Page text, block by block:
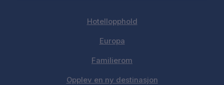
Hotellopphold
Europa
Familierom
Opplev en ny destinasjon